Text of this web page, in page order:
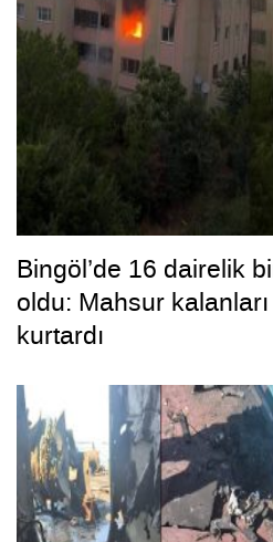
Bingöl’de 16 dairelik
oldu: Mahsur
kurtardı